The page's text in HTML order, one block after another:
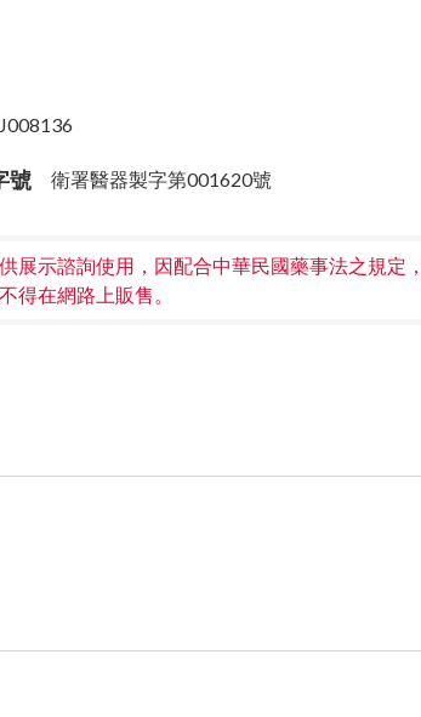
號 衛署醫器製字第001620號
展示諮詢使用，因配合中華民國藥事法之規定
得在網路上販售。